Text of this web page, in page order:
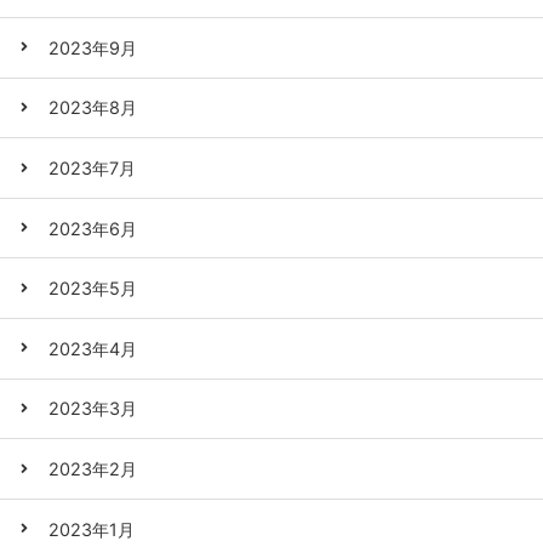
2023年9月
2023年8月
2023年7月
2023年6月
2023年5月
2023年4月
2023年3月
2023年2月
2023年1月